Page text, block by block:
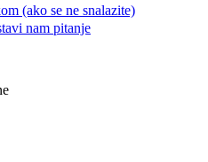
(ako se ne snalazite)
nam pitanje